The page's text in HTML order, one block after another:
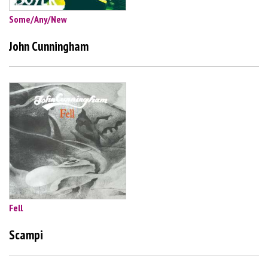
Some/Any/New
John Cunningham
Fell
Scampi